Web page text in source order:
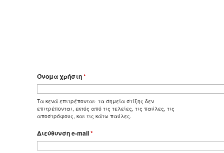
Όνομα χρήστη*
Τα κενά επιτρέπονται· τα σημεία στίξης δεν
επιτρέπονται, εκτός από τις τελείες, τις παύλες, τις
αποστρόφους, και τις κάτω παύλες.
Διεύθυνση e-mail*